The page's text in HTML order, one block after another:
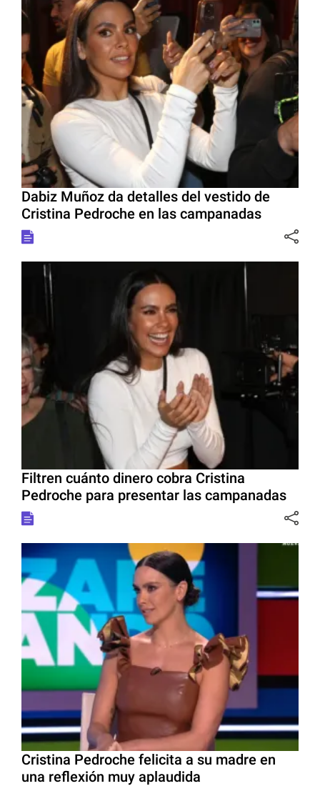
Dabiz Muñoz da detalles del vestido de
Cristina Pedroche en las campanadas
Filtren cuánto dinero cobra Cristina
Pedroche para presentar las campanadas
Cristina Pedroche felicita a su madre en
una reflexión muy aplaudida